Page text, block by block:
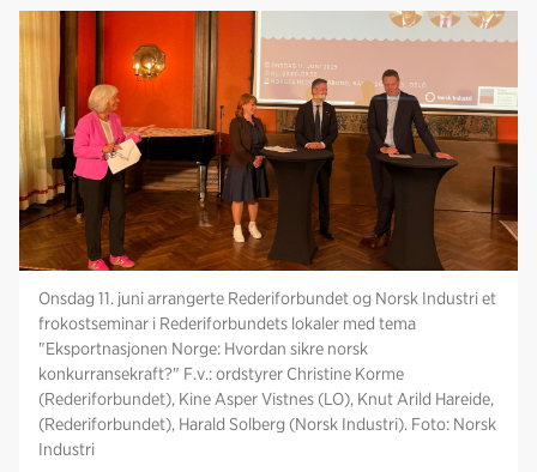
Onsdag 11. juni arrangerte Rederiforbundet og Norsk Industri et
frokostseminar i Rederiforbundets lokaler med tema
"Eksportnasjonen Norge: Hvordan sikre norsk
konkurransekraft?" F.v.: ordstyrer Christine Korme
(Rederiforbundet), Kine Asper Vistnes (LO), Knut Arild Hareide,
(Rederiforbundet), Harald Solberg (Norsk Industri). Foto: Norsk
Industri